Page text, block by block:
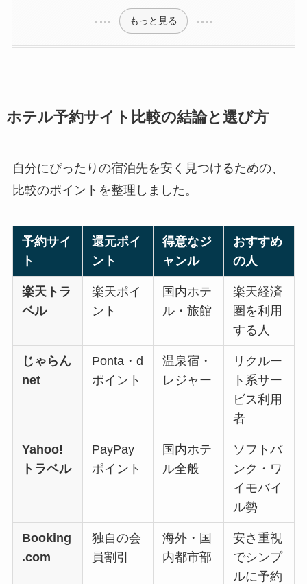
もっと見る
ホテル予約サイト比較の結論と選び方
自分にぴったりの宿泊先を安く見つけるための、
比較のポイントを整理しました。
予約サイ
ト
還元ポイ
ント
得意なジ
ャンル
おすすめ
の人
楽天トラ
ベル
楽天ポイ
ント
国内ホテ
ル・旅館
楽天経済
圏を利用
する人
じゃらん
net
Ponta・d
ポイント
温泉宿・
レジャー
リクルー
ト系サー
ビス利用
者
Yahoo!
トラベル
PayPay
ポイント
国内ホテ
ル全般
ソフトバ
ンク・ワ
イモバイ
ル勢
Booking
.com
独自の会
員割引
海外・国
内都市部
安さ重視
でシンプ
ルに予約